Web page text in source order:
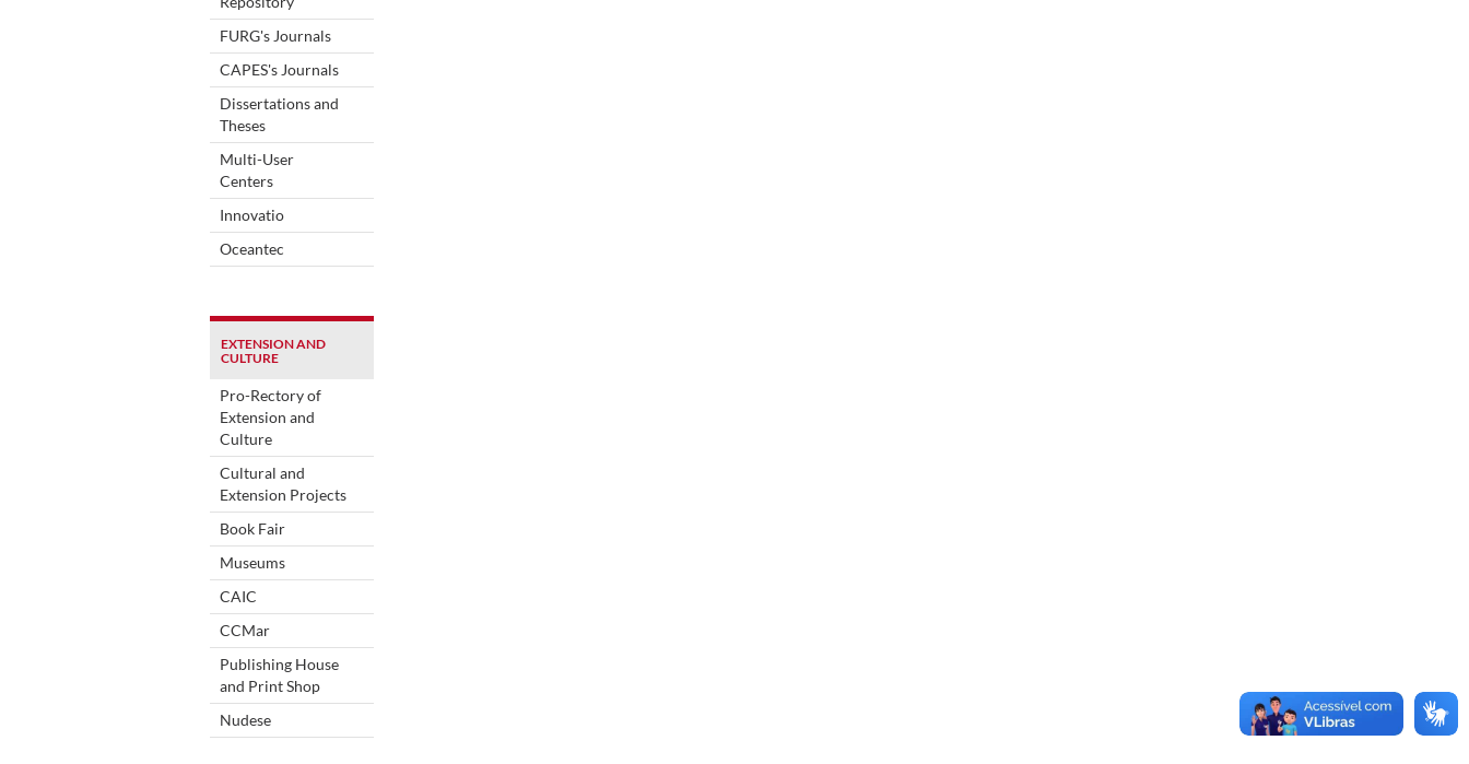
FURG's Journals
CAPES's Journals
Dissertations and
Theses
Multi-User
Centers
Innovatio
Oceantec
EXTENSION AND
CULTURE
Pro-Rectory of
Extension and
Culture
Cultural and
Extension Projects
Book Fair
Museums
CAIC
CCMar
Publishing House
and Print Shop
Nudese